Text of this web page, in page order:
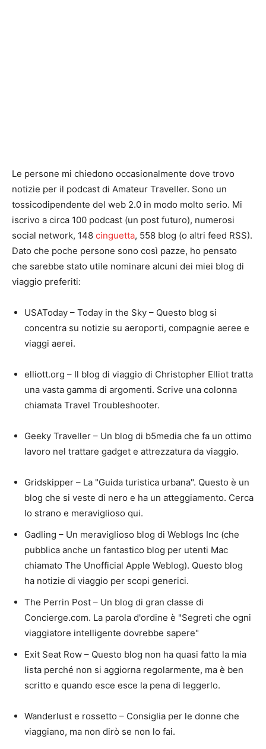
Le persone mi chiedono occasionalmente dove trovo
notizie per il podcast di Amateur Traveller. Sono un
tossicodipendente del web 2.0 in modo molto serio. Mi
iscrivo a circa 100 podcast (un post futuro), numerosi
social network, 148 cinguetta, 558 blog (o altri feed RSS).
Dato che poche persone sono così pazze, ho pensato
che sarebbe stato utile nominare alcuni dei miei blog di
viaggio preferiti:
USAToday – Today in the Sky – Questo blog si
concentra su notizie su aeroporti, compagnie aeree e
viaggi aerei.
elliott.org – Il blog di viaggio di Christopher Elliot tratta
una vasta gamma di argomenti. Scrive una colonna
chiamata Travel Troubleshooter.
Geeky Traveller – Un blog di b5media che fa un ottimo
lavoro nel trattare gadget e attrezzatura da viaggio.
Gridskipper – La "Guida turistica urbana". Questo è un
blog che si veste di nero e ha un atteggiamento. Cerca
lo strano e meraviglioso qui.
Gadling – Un meraviglioso blog di Weblogs Inc (che
pubblica anche un fantastico blog per utenti Mac
chiamato The Unofficial Apple Weblog). Questo blog
ha notizie di viaggio per scopi generici.
The Perrin Post – Un blog di gran classe di
Concierge.com. La parola d'ordine è "Segreti che ogni
viaggiatore intelligente dovrebbe sapere"
Exit Seat Row – Questo blog non ha quasi fatto la mia
lista perché non si aggiorna regolarmente, ma è ben
scritto e quando esce esce la pena di leggerlo.
Wanderlust e rossetto – Consiglia per le donne che
viaggiano, ma non dirò se non lo fai.